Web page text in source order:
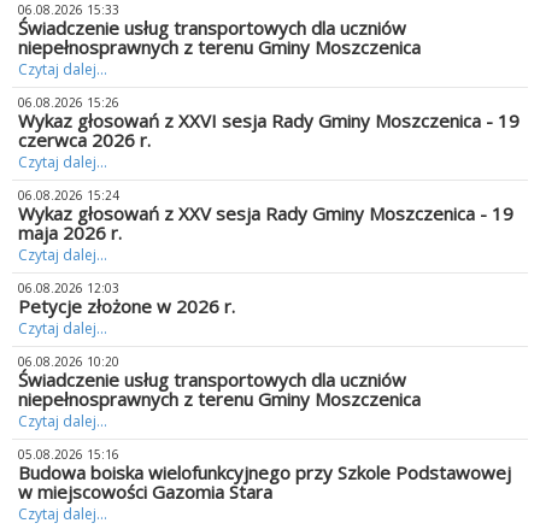
06.08.2026 15:33
Świadczenie usług transportowych dla uczniów
niepełnosprawnych z terenu Gminy Moszczenica
Czytaj dalej...
06.08.2026 15:26
Wykaz głosowań z XXVI sesja Rady Gminy Moszczenica - 19
czerwca 2026 r.
Czytaj dalej...
06.08.2026 15:24
Wykaz głosowań z XXV sesja Rady Gminy Moszczenica - 19
maja 2026 r.
Czytaj dalej...
06.08.2026 12:03
Petycje złożone w 2026 r.
Czytaj dalej...
06.08.2026 10:20
Świadczenie usług transportowych dla uczniów
niepełnosprawnych z terenu Gminy Moszczenica
Czytaj dalej...
05.08.2026 15:16
Budowa boiska wielofunkcyjnego przy Szkole Podstawowej
w miejscowości Gazomia Stara
Czytaj dalej...